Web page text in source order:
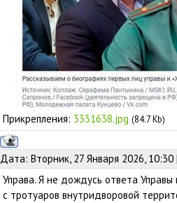
Прикрепления: 3331638.jpg (84.7 Kb)
Дата: Вторник, 27 Января 2026,
Управа. Я не дождусь ответа
с тротуаров внутридворовой